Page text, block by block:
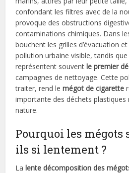
confondant les filtres avec de la
provoque des obstructions
contaminations chimiques. Dans
bouchent les grilles d’évacuation
pollution urbaine visible, tandis
représentent souventle premier
campagnes de nettoyage. Cette
traiter, rend lemégot de cigarette
importante des déchets plastiques
nature.
Pourquoi les mégots
ils si lentement ?
Lalente décomposition des